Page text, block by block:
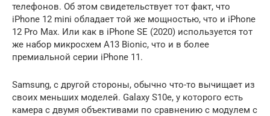
телефонов. Об этом свидетельствует тот факт, что
iPhone 12 mini обладает той же мощностью, что и iPhone
12 Pro Max. Или как в iPhone SE (2020) используется тот
же набор микросхем A13 Bionic, что и в более
премиальной серии iPhone 11.
Samsung, с другой стороны, обычно что-то вычищает из
своих меньших моделей. Galaxy S10e, у которого есть
камера с двумя объективами по сравнению с модулем с